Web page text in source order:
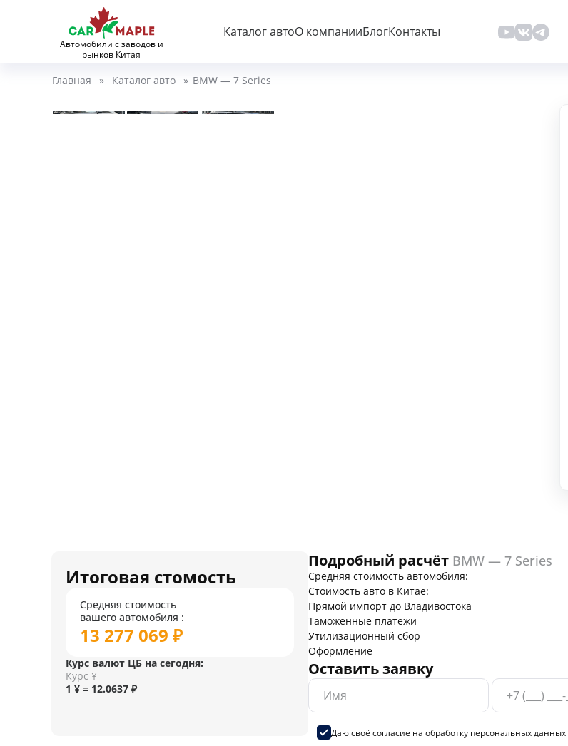
Автомобили с заводов и
рынков Китая
Каталог автоО компанииБлогКонтакты
Главная » Каталог авто » BMW — 7 Series
Итоговая стомость
Средняя стоимость
вашего автомобиля :
13 277 069 ₽
Курс валют ЦБ на сегодня:
Курс ¥
1 ¥ = 12.0637 ₽
Подробный расчёт BMW — 7 Series
Средняя стоимость автомобиля:
Стоимость авто в Китае:
Прямой импорт до Владивостока
Таможенные платежи
Утилизационный сбор
Оформление
Оставить заявку
Даю своё согласие на обработку персональных данных